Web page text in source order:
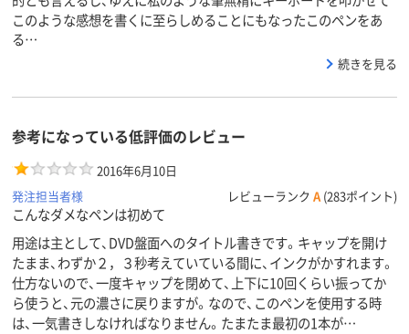
このような感想を書くに至らしめることにもなったこのペンをあ
る…
続きを見る
参考になっている低評価のレビュー
2016年6月10日
発注担当者様
レビューランク A (283ポイント)
こんなダメなペンは初めて
用途は主として、DVD盤面へのタイトル書きです。キャップを開け
たまま、わずか２，３秒考えていている間に、インクがかすれます。
仕方ないので、一度キャップを閉めて、上下に10回くらい振ってか
ら使うと、元の濃さに戻りますが。なので、このペンを使用する時
は、一気書きしなければなりません。たまたま最初の1本が…